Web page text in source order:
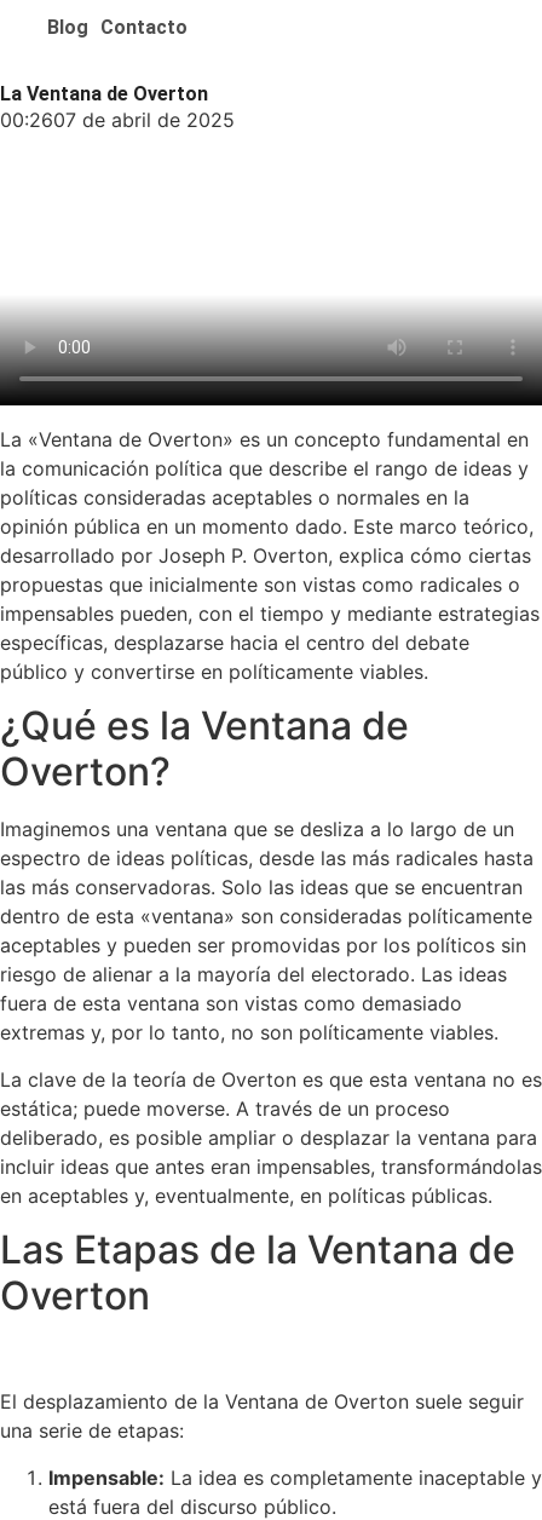
Blog Contacto
La Ventana de Overton
00:2607 de abril de 2025
La «Ventana de Overton» es un concepto fundamental en
la comunicación política que describe el rango de ideas y
políticas consideradas aceptables o normales en la
opinión pública en un momento dado. Este marco teórico,
desarrollado por Joseph P. Overton, explica cómo ciertas
propuestas que inicialmente son vistas como radicales o
impensables pueden, con el tiempo y mediante estrategias
específicas, desplazarse hacia el centro del debate
público y convertirse en políticamente viables.
¿Qué es la Ventana de
Overton?
Imaginemos una ventana que se desliza a lo largo de un
espectro de ideas políticas, desde las más radicales hasta
las más conservadoras. Solo las ideas que se encuentran
dentro de esta «ventana» son consideradas políticamente
aceptables y pueden ser promovidas por los políticos sin
riesgo de alienar a la mayoría del electorado. Las ideas
fuera de esta ventana son vistas como demasiado
extremas y, por lo tanto, no son políticamente viables.
La clave de la teoría de Overton es que esta ventana no es
estática; puede moverse. A través de un proceso
deliberado, es posible ampliar o desplazar la ventana para
incluir ideas que antes eran impensables, transformándolas
en aceptables y, eventualmente, en políticas públicas.
Las Etapas de la Ventana de
Overton
El desplazamiento de la Ventana de Overton suele seguir
una serie de etapas:
Impensable: La idea es completamente inaceptable y
está fuera del discurso público.